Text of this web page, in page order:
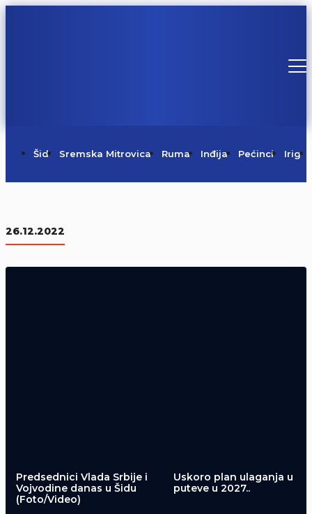
Šid Sremska Mitrovica Ruma Inđija Pećinci Irig
26.12.2022
Mrkonjić Gradu (Video)
Predsednici Vlada Srbije i
Vojvodine danas u Šidu
(Foto/Video)
Uskoro plan ulaganja u
puteve u 2027..